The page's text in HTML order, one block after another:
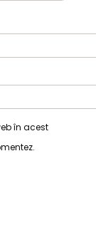
în acest